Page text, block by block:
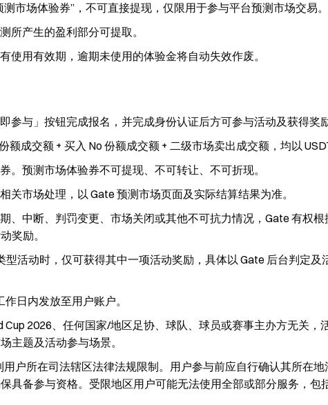
市场体验券”，不可直接提现，仅限用于参与平台预测市场交易。
所产生的盈利部分可提取。
使用有效期，逾期未使用的体验金将自动失效作废。
参与」按钮完成报名，并完成身份认证后方可参与活动及获得奖励
额成交额 + 买入 No 份额成交额 + 二级市场卖出成交额，均以
。预测市场体验券不可提现、不可转让、不可折现。
关市场处理，以 Gate 预测市场页面及实际结算结果为准。
、中断、判罚变更、市场关闭或其他不可抗力情况，Gate 有权根
奖励。
型活动时，仅可获得其中一项活动奖励，具体以 Gate 后台判定及
日内发放至用户账户。
Cup 2026、任何国家/地区足协、球队、球员或赛事主办方无关，
主题及活动参与场景。
户所在司法辖区法律法规限制。用户参与前应自行确认其所在地
具备参与资格。受限地区用户可能无法使用全部或部分服务，包